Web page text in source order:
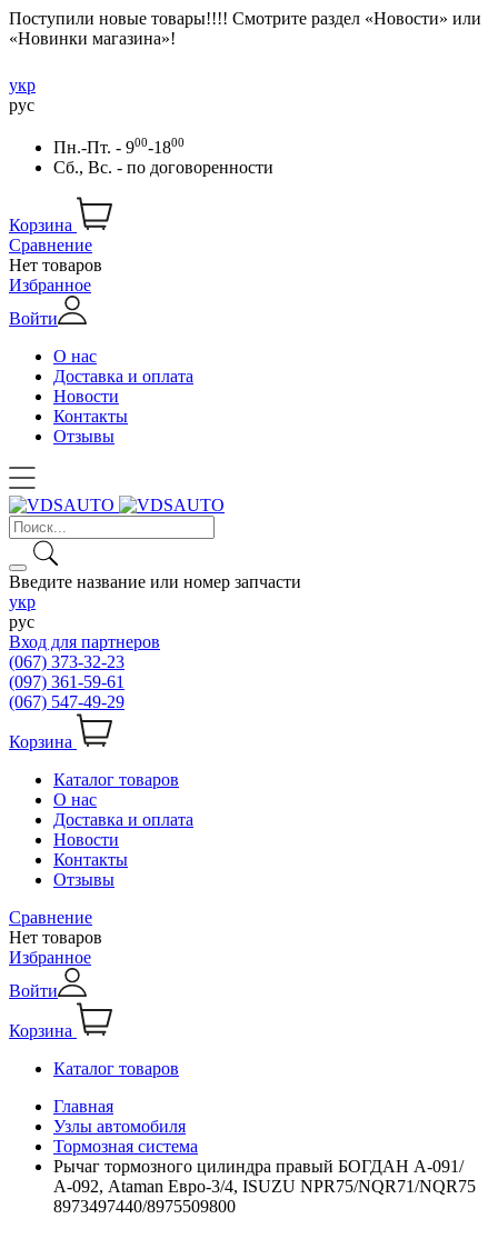
Поступили новые товары!!!! Смотрите раздел «Новости» или
«Новинки магазина»!
укр
рус
Пн.-Пт. - 900-1800
Сб., Вс. - по договоренности
Корзина
Сравнение
Нет товаров
Избранное
Войти
О нас
Доставка и оплата
Новости
Контакты
Отзывы
Введите название или номер запчасти
укр
рус
Вход для партнеров
(067) 373-32-23
(097) 361-59-61
(067) 547-49-29
Корзина
Каталог товаров
О нас
Доставка и оплата
Новости
Контакты
Отзывы
Сравнение
Нет товаров
Избранное
Войти
Корзина
Каталог товаров
Главная
Узлы автомобиля
Тормозная система
Рычаг тормозного цилиндра правый БОГДАН А-091/
А-092, Ataman Евро-3/4, ISUZU NPR75/NQR71/NQR75
8973497440/8975509800